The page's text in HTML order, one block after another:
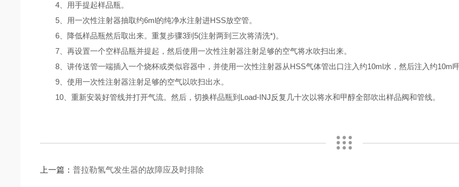
4、用手提起样品瓶。
5、用一次性注射器抽取约6ml的纯净水注射进HSS放空管。
6、降低样品瓶然后取出来。重复步骤3到5(注射两到三次将清洗*)。
7、再设置一个空样品瓶并提起，然后使用一次性注射器注射足够的空气将水吹扫出来。
8、讲传送管一端插入一个烧杯或类似容器中，并使用一次性注射器从HSS气体管出口注入约10ml水，然后注入约10ml
9、使用一次性注射器注射足够的空气以吹扫出水。
10、重新安装好管线并打开气流。然后，切换样品瓶到Load-INJ反复几十次以将水和甲醇全部吹出样品阀和管线。
上一篇：普拉勒氢气发生器的故障应及时排除